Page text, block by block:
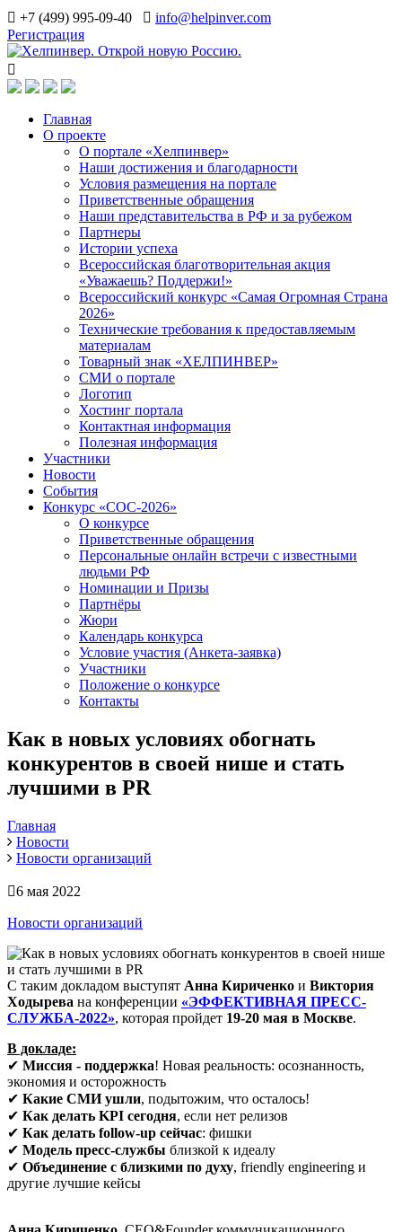
+7 (499) 995-09-40
info@helpinver.com
Регистрация
Главная
О проекте
О портале «Хелпинвер»
Наши достижения и благодарности
Условия размещения на портале
Приветственные обращения
Наши представительства в РФ и за рубежом
Партнеры
Истории успеха
Всероссийская благотворительная акция
«Уважаешь? Поддержи!»
Всероссийский конкурс «Самая Огромная Страна
2026»
Технические требования к предоставляемым
материалам
Товарный знак «ХЕЛПИНВЕР»
СМИ о портале
Логотип
Хостинг портала
Контактная информация
Полезная информация
Участники
Новости
События
Конкурс «СОС-2026»
О конкурсе
Приветственные обращения
Персональные онлайн встречи с известными
людьми РФ
Номинации и Призы
Партнёры
Жюри
Календарь конкурса
Условие участия (Анкета-заявка)
Участники
Положение о конкурсе
Контакты
Как в новых условиях обогнать
конкурентов в своей нише и стать
лучшими в PR
Главная
Новости
Новости организаций
6 мая 2022
Новости организаций
С таким докладом выступят Анна Кириченко и Виктория
Ходырева на конференции «ЭФФЕКТИВНАЯ ПРЕСС-
СЛУЖБА-2022», которая пройдет 19-20 мая в Москве.
В докладе:
✔ Миссия - поддержка! Новая реальность: осознанность,
экономия и осторожность
✔ Какие СМИ ушли, подытожим, что осталось!
✔ Как делать KPI сегодня, если нет релизов
✔ Как делать follow-up сейчас: фишки
✔ Модель пресс-службы близкой к идеалу
✔ Объединение с близкими по духу, friendly engineering и
другие лучшие кейсы